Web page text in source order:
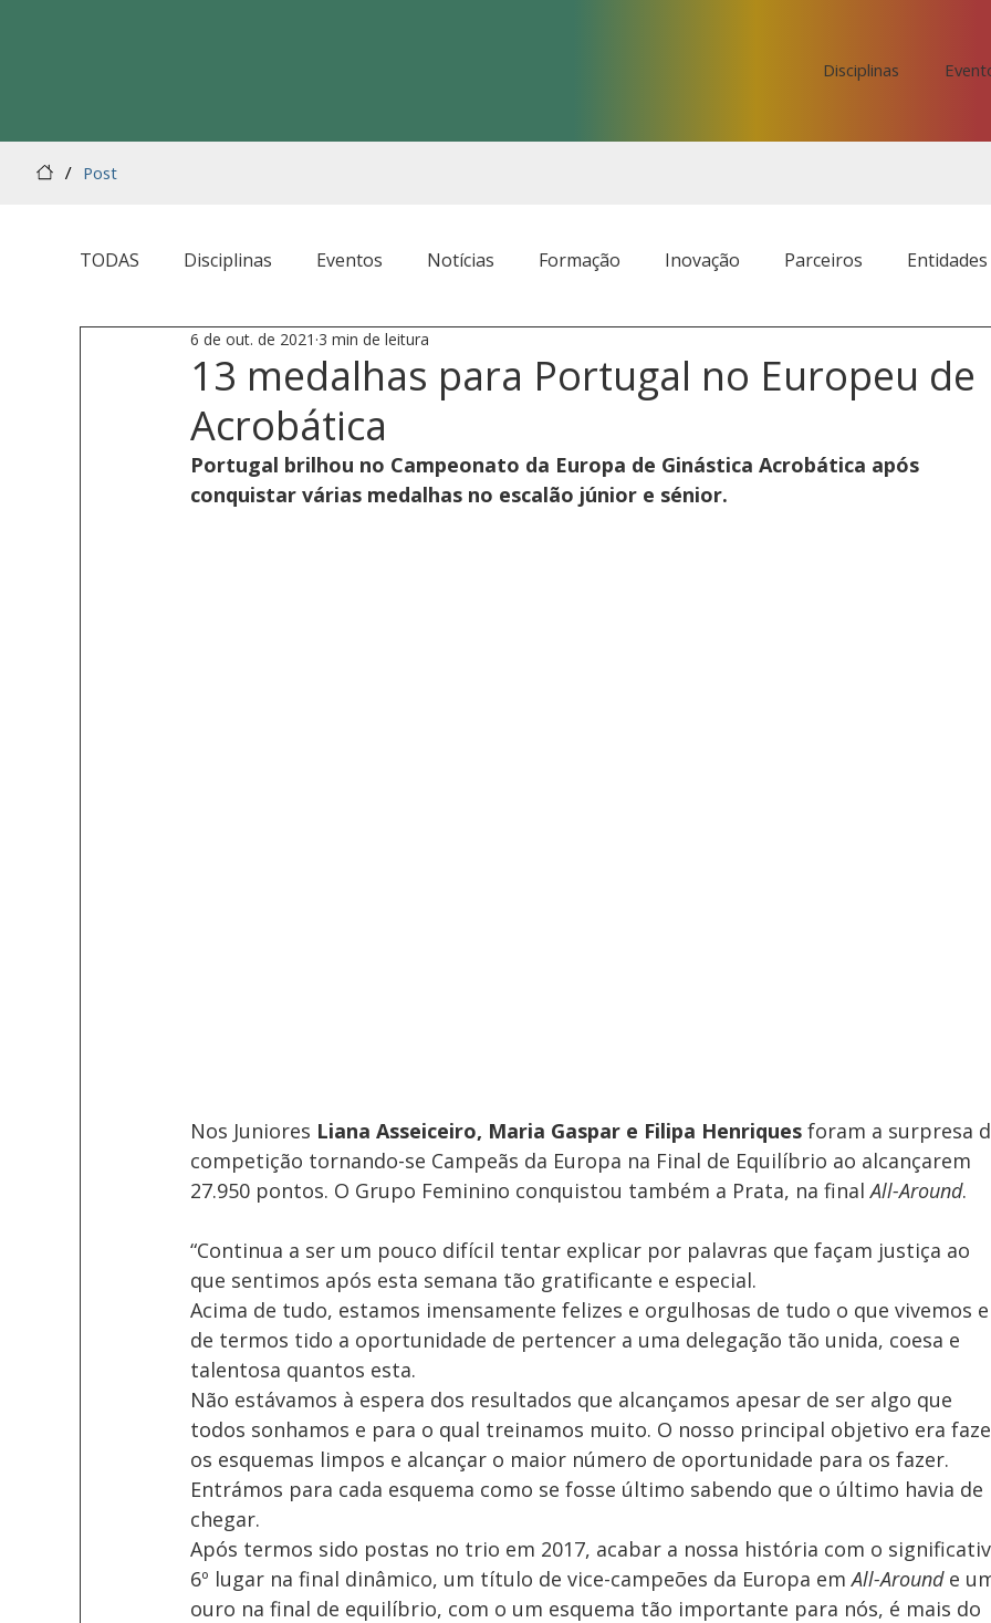
Disciplinas
/ Post
TODAS Disciplinas Eventos Notícias Formação Inovação Parceiros Entidades
13 medalhas para Portugal no Europeu de
Acrobática
6 de out. de 2021 3 min de leitura
Portugal brilhou no Campeonato da Europa de Ginástica Acrobática após
conquistar várias medalhas no escalão júnior e sénior.
Nos Juniores Liana Asseiceiro, Maria Gaspar e Filipa Henriques foram a surpresa
competição tornando-se Campeãs da Europa na Final de Equilíbrio ao alcançarem
27.950 pontos. O Grupo Feminino conquistou também a Prata, na final All-Around.
“Continua a ser um pouco difícil tentar explicar por palavras que façam justiça ao
que sentimos após esta semana tão gratificante e especial.
Acima de tudo, estamos imensamente felizes e orgulhosas de tudo o que vivemos e
de termos tido a oportunidade de pertencer a uma delegação tão unida, coesa e
talentosa quantos esta.
Não estávamos à espera dos resultados que alcançamos apesar de ser algo que
todos sonhamos e para o qual treinamos muito. O nosso principal objetivo era
os esquemas limpos e alcançar o maior número de oportunidade para os fazer.
Entrámos para cada esquema como se fosse último sabendo que o último havia de
chegar.
Após termos sido postas no trio em 2017, acabar a nossa história com o
6º lugar na final dinâmico, um título de vice-campeões da Europa em All-Around e
ouro na final de equilíbrio, com o um esquema tão importante para nós, é mais do